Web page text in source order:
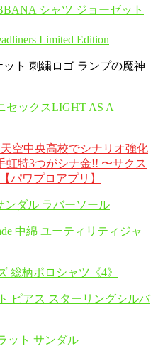
シャツ ジョーゼット
Limited Edition
ト 刺繍ロゴ ランプの魔神
セックスLIGHT AS A
天空中央高校でシナリオ強化
虹特3つがシナ金!! 〜サクス
パワプロアプリ】
ンダル ラバーソール
中綿 ユーティリティジャ
総柄ポロシャツ《4》
ピアス スターリングシルバ
ット サンダル